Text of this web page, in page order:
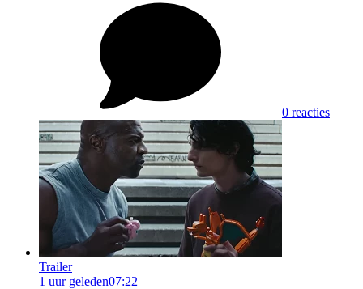
0 reacties
Trailer
1 uur geleden07:22